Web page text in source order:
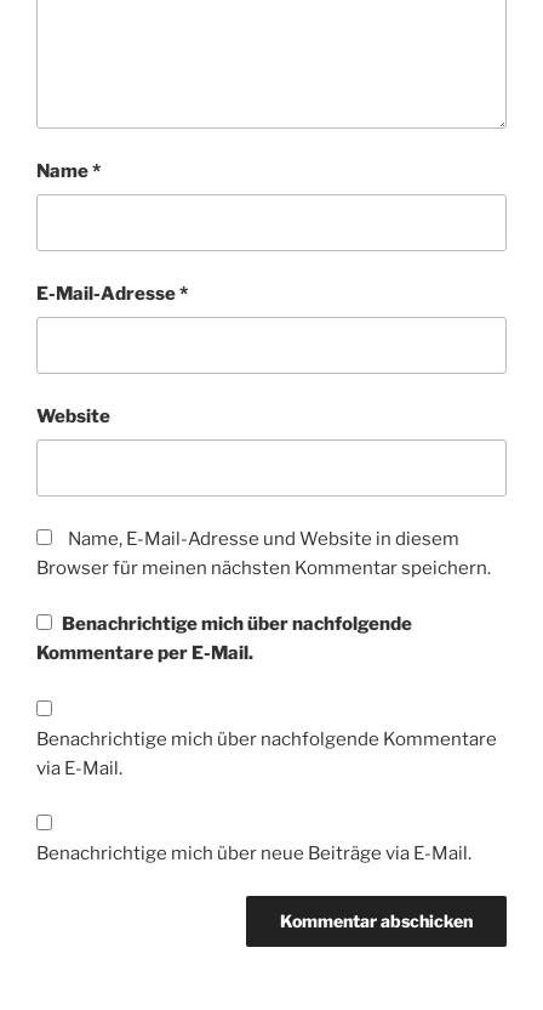
Name*
E-Mail-Adresse*
Website
Name, E-Mail-Adresse und Website in diesem
Browser für meinen nächsten Kommentar speichern.
Benachrichtige mich über nachfolgende
Kommentare per E-Mail.
Benachrichtige mich über nachfolgende Kommentare
via E-Mail.
Benachrichtige mich über neue Beiträge via E-Mail.